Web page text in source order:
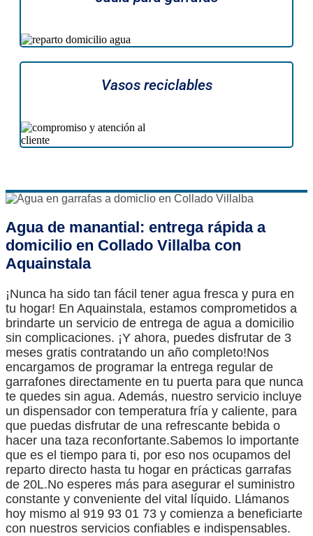
Vasos reciclables
Agua de manantial: entrega rápida a
domicilio en Collado Villalba con
Aquainstala
¡Nunca ha sido tan fácil tener agua fresca y pura en
tu hogar! En Aquainstala, estamos comprometidos a
brindarte un servicio de entrega de agua a domicilio
sin complicaciones. ¡Y ahora, puedes disfrutar de 3
meses gratis contratando un año completo!Nos
encargamos de programar la entrega regular de
garrafones directamente en tu puerta para que nunca
te quedes sin agua. Además, nuestro servicio incluye
un dispensador con temperatura fría y caliente, para
que puedas disfrutar de una refrescante bebida o
hacer una taza reconfortante.Sabemos lo importante
que es el tiempo para ti, por eso nos ocupamos del
reparto directo hasta tu hogar en prácticas garrafas
de 20L.No esperes más para asegurar el suministro
constante y conveniente del vital líquido. Llámanos
hoy mismo al 919 93 01 73 y comienza a beneficiarte
con nuestros servicios confiables e indispensables.